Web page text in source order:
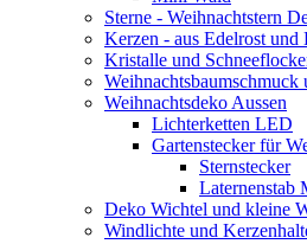
Sterne - Weihnachtstern
Kerzen - aus Edelrost und
Kristalle und
Weihnachtsdeko Aussen
Lichterketten LED
Gartenstecker für
Sternstecker
Laternenstab
Deko Wichtel und kleine
Windlichte und